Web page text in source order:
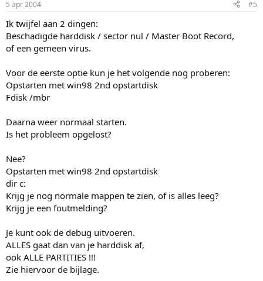
5 apr 2004 #5
Ik twijfel aan 2 dingen:
Beschadigde harddisk / sector nul / Master Boot Record,
of een gemeen virus.
Voor de eerste optie kun je het volgende nog proberen:
Opstarten met win98 2nd opstartdisk
Fdisk /mbr
Daarna weer normaal starten.
Is het probleem opgelost?
Nee?
Opstarten met win98 2nd opstartdisk
dir c:
Krijg je nog normale mappen te zien, of is alles leeg?
Krijg je een foutmelding?
Je kunt ook de debug uitvoeren.
ALLES gaat dan van je harddisk af,
ook ALLE PARTITIES !!!
Zie hiervoor de bijlage.